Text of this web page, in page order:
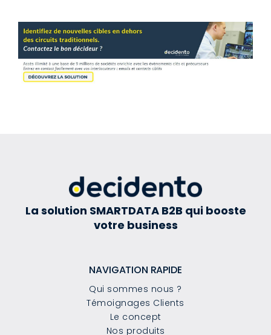
La solution SMARTDATA B2B qui booste
votre business
NAVIGATION RAPIDE
Qui sommes nous ?
Témoignages Clients
Le concept
Nos produits